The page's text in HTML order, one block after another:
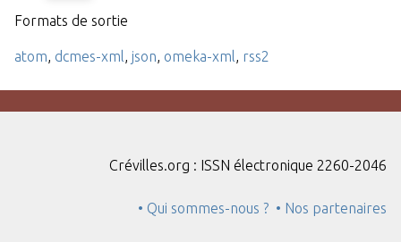
Formats de sortie
atom, dcmes-xml, json, omeka-xml, rss2
Crévilles.org : ISSN électronique 2260-2046
• Qui sommes-nous ? • Nos partenaires